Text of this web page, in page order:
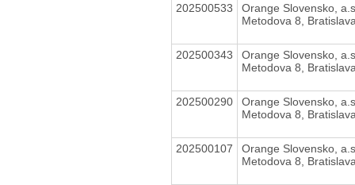
202500533
Orange Slovensko,
Metodova 8,
202500343
Orange Slovensko,
Metodova 8,
202500290
Orange Slovensko,
Metodova 8,
202500107
Orange Slovensko,
Metodova 8,